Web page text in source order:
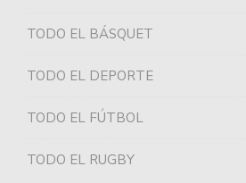
TODO EL BÁSQUET
TODO EL DEPORTE
TODO EL FÚTBOL
TODO EL RUGBY